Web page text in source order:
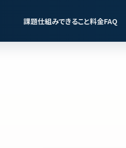
課題仕組みできること料金FAQ